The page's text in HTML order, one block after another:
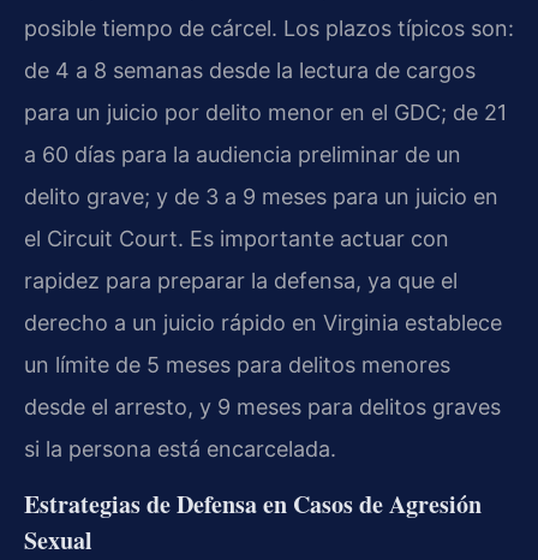
posible tiempo de cárcel. Los plazos típicos son:
de 4 a 8 semanas desde la lectura de cargos
para un juicio por delito menor en el GDC; de 21
a 60 días para la audiencia preliminar de un
delito grave; y de 3 a 9 meses para un juicio en
el Circuit Court. Es importante actuar con
rapidez para preparar la defensa, ya que el
derecho a un juicio rápido en Virginia establece
un límite de 5 meses para delitos menores
desde el arresto, y 9 meses para delitos graves
si la persona está encarcelada.
Estrategias de Defensa en Casos de Agresión
Sexual